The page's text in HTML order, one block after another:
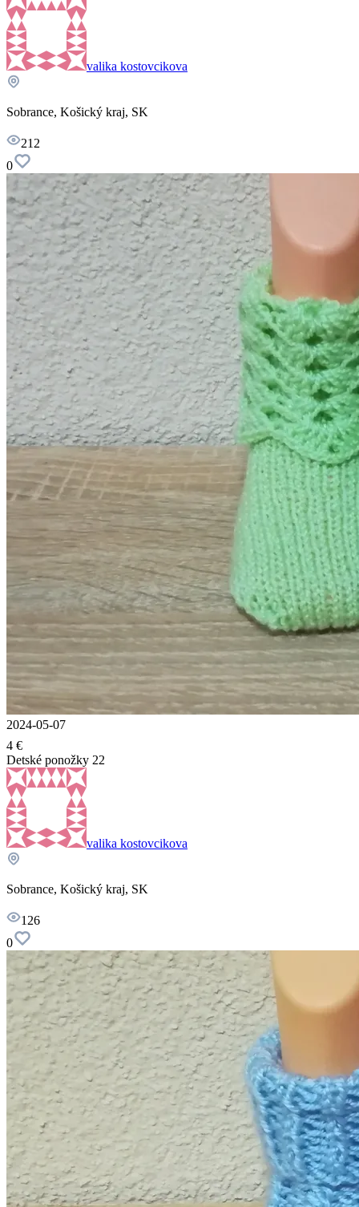
valika kostovcikova
Sobrance, Košický kraj, SK
212
0
2024-05-07
4 €
Detské ponožky 22
valika kostovcikova
Sobrance, Košický kraj, SK
126
0